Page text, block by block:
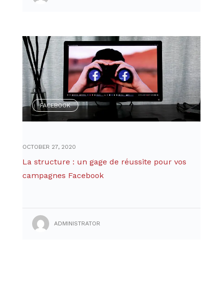
FACEBOOK
OCTOBER 27, 2020
La structure : un gage de réussite pour vos
campagnes Facebook
ADMINISTRATOR